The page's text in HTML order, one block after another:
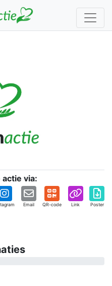
actie via:
Email QR-code Link Poster